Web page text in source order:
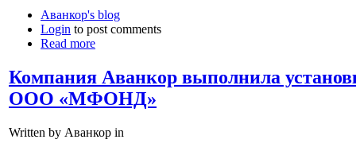
Аванкор's blog
Login to post comments
Read more
Компания Аванкор выполнила
ООО «МФОНД»
Written by Аванкор in